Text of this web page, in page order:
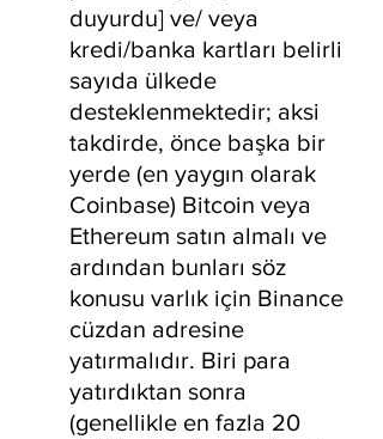
duyurdu] ve/ veya
kredi/banka kartları belirli
sayıda ülkede
desteklenmektedir; aksi
takdirde, önce başka bir
yerde (en yaygın olarak
Coinbase) Bitcoin veya
Ethereum satın almalı ve
ardından bunları söz
konusu varlık için Binance
cüzdan adresine
yatırmalıdır. Biri para
yatırdıktan sonra
(genellikle en fazla 20